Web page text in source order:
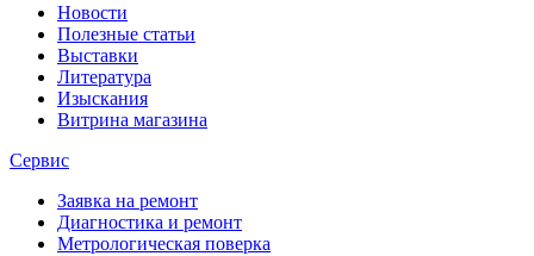
Новости
Полезные статьи
Выставки
Литература
Изыскания
Витрина магазина
Сервис
Заявка на ремонт
Диагностика и ремонт
Метрологическая поверка